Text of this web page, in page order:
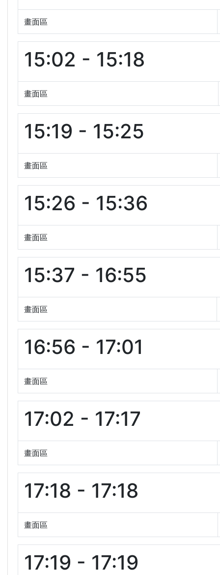
畫面區
15:02 - 15:18
畫面區
15:19 - 15:25
畫面區
15:26 - 15:36
畫面區
15:37 - 16:55
畫面區
16:56 - 17:01
畫面區
17:02 - 17:17
畫面區
17:18 - 17:18
畫面區
17:19 - 17:19